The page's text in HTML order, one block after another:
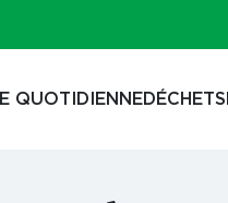
QUOTIDIENNEDÉCHETS